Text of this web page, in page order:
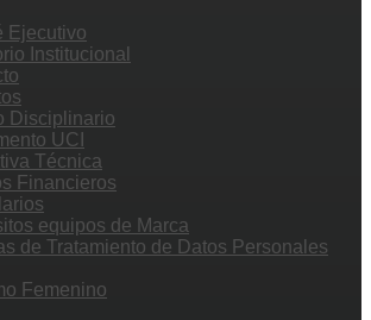
Ejecutivo
Institucional
Disciplinario
UCI
Técnica
Financieros
equipos de Marca
de Tratamiento de Datos Personales
Femenino